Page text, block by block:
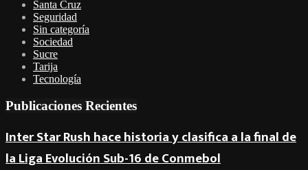
Santa Cruz
Seguridad
Sin categoría
Sociedad
Sucre
Tarija
Tecnología
Publicaciones Recientes
Inter Star Rush hace historia y clasifica a la final de
la Liga Evolución Sub-16 de Conmebol